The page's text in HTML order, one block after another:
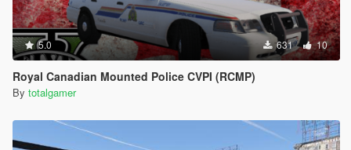
5.0 631 10
Royal Canadian Mounted Police CVPI (RCMP)
By totalgamer